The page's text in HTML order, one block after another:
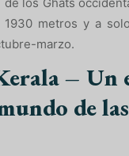
metros y a
marzo.
– Un
de las